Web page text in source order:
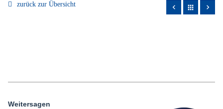
zurück zur Übersicht apps
Weitersagen